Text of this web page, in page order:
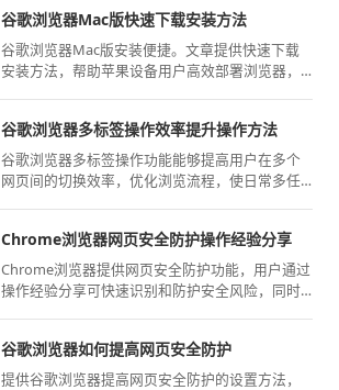
谷歌浏览器Mac版快速下载安装方法
谷歌浏览器Mac版安装便捷。文章提供快速下载
安装方法，帮助苹果设备用户高效部署浏览器，
谷歌浏览器多标签操作效率提升操作方法
谷歌浏览器多标签操作功能能够提高用户在多个
网页间的切换效率，优化浏览流程，使日常多任
Chrome浏览器网页安全防护操作经验分享
Chrome浏览器提供网页安全防护功能，用户通过
操作经验分享可快速识别和防护安全风险，同时
谷歌浏览器如何提高网页安全防护
提供谷歌浏览器提高网页安全防护的设置方法，